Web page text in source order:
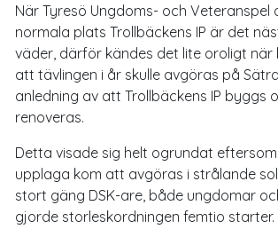
När Tyresö Ungdoms- och Veteranspel
normala plats Trollbäckens IP är det
väder, därför kändes det lite oroligt när
att tävlingen i år skulle avgöras på
anledning av att Trollbäckens IP byggs
renoveras.
Detta visade sig helt ogrundat
upplaga kom att avgöras i strålande
stort gäng DSK-are, både ungdomar
gjorde storleskordningen femtio starter.